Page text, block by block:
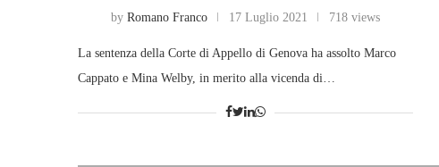
by Romano Franco 17 Luglio 2021 718 views
La sentenza della Corte di Appello di Genova ha assolto Marco
Cappato e Mina Welby, in merito alla vicenda di…